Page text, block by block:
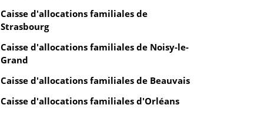
Caisse d'allocations familiales de
Strasbourg
Caisse d'allocations familiales de Noisy-le-
Grand
Caisse d'allocations familiales de Beauvais
Caisse d'allocations familiales d'Orléans